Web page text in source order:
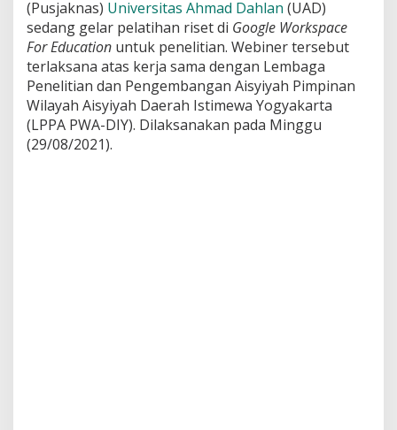
(Pusjaknas) Universitas Ahmad Dahlan (UAD)
sedang gelar pelatihan riset di Google Workspace
For Education untuk penelitian. Webiner tersebut
terlaksana atas kerja sama dengan Lembaga
Penelitian dan Pengembangan Aisyiyah Pimpinan
Wilayah Aisyiyah Daerah Istimewa Yogyakarta
(LPPA PWA-DIY). Dilaksanakan pada Minggu
(29/08/2021).